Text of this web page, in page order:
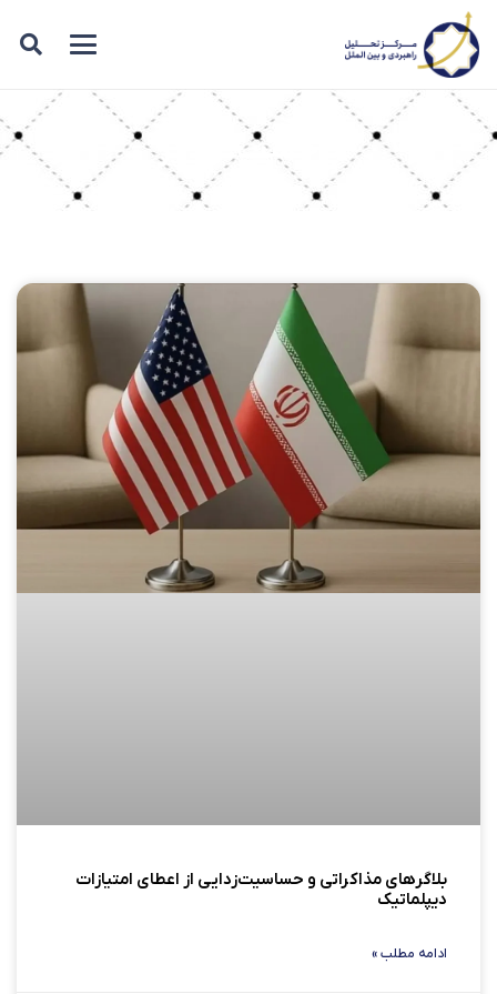
برچسب: بلاگر
بلاگرهای مذاکراتی و حساسیت‌زدایی از اعطای امتیازات
دیپلماتیک
ادامه مطلب »